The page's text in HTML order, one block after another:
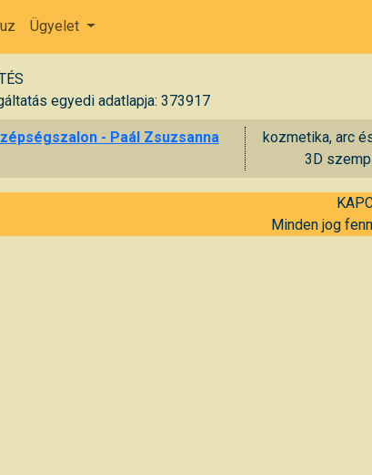
Ügyelet
egyedi adatlapja: 373917
- Paál Zsuzsanna
kozmetika, arc
3D
Minden jog